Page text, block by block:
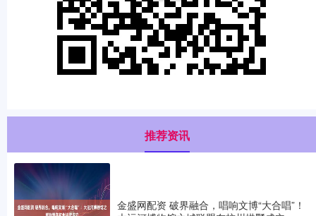
推荐资讯
金盛网配资 破界融合，唱响文博“大合唱”！